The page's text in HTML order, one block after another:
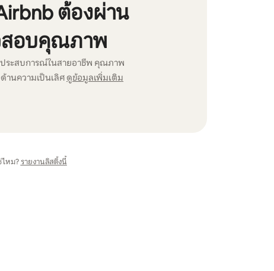
ต้องผ่าน
สอบคุณภาพ
ประสบการณ์ในสายอาชีพ คุณ⁠ภาพ
านความเป็นเลิศ ดูข้อมูลเพิ่มเติม
หม? รายงานลิสติ้งนี้